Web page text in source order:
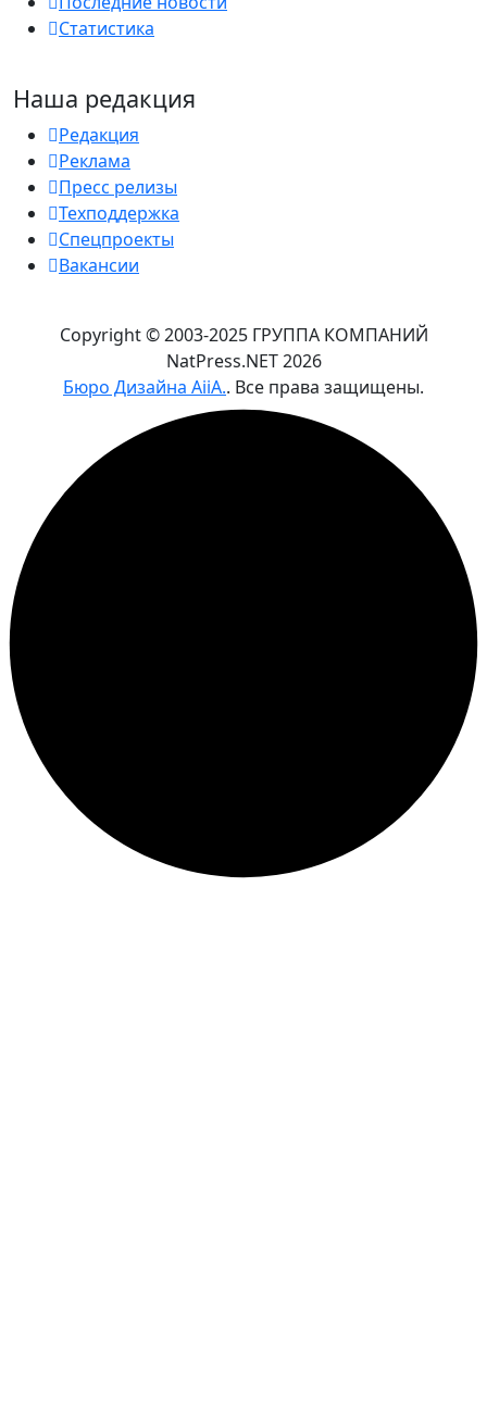
Статистика
Наша редакция
Редакция
Реклама
Пресс релизы
Техподдержка
Спецпроекты
Вакансии
Copyright © 2003-2025 ГРУППА КОМПАНИЙ
NatPress.NET2026
Бюро Дизайна AiiA.. Все права защищены.